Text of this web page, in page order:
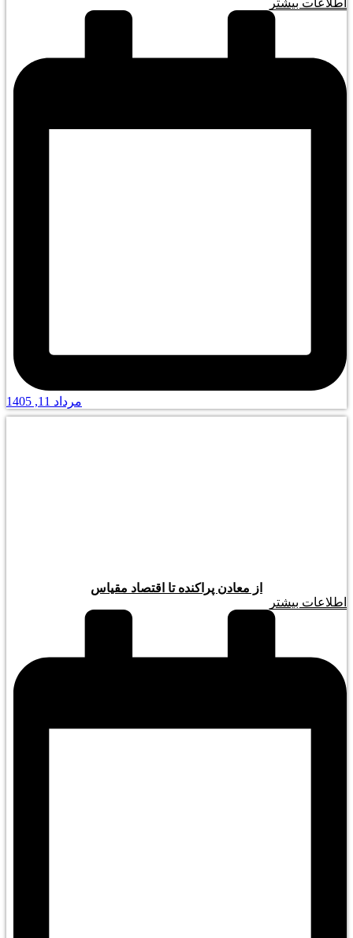
مرداد 11, 1405
از معادن پراکنده تا اقتصاد مقیاس
اطلاعات بیشتر